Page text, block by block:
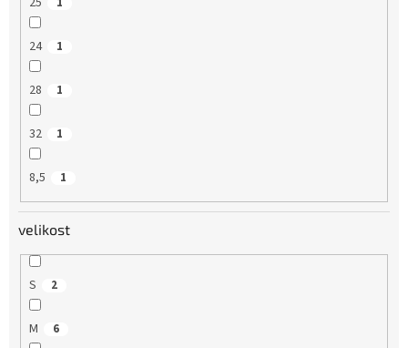
24 1
28 1
32 1
8,5 1
velikost
S 2
M 6